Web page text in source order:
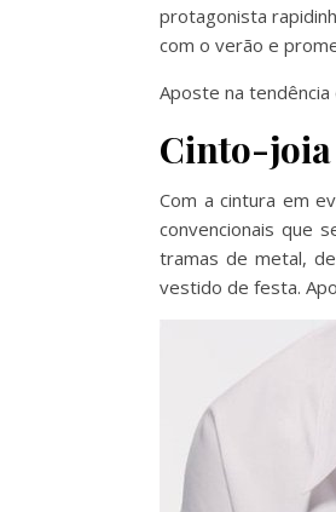
protagonista
com o verão e
Aposte na
Cinto-joia
Com a cintura em
convencionais que
tramas de metal,
vestido de festa.